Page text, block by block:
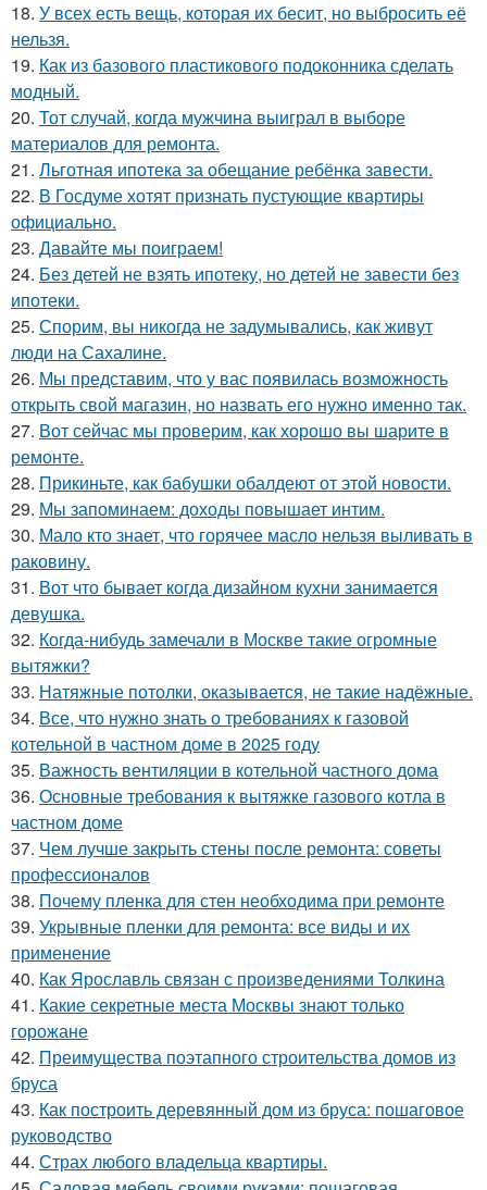
18. У всех есть вещь, которая их бесит, но выбросить её
нельзя.
19. Как из базового пластикового подоконника сделать
модный.
20. Тот случай, когда мужчина выиграл в выборе
материалов для ремонта.
21. Льготная ипотека за обещание ребёнка завести.
22. В Госдуме хотят признать пустующие квартиры
официально.
23. Давайте мы поиграем!
24. Без детей не взять ипотеку, но детей не завести без
ипотеки.
25. Спорим, вы никогда не задумывались, как живут
люди на Сахалине.
26. Мы представим, что у вас появилась возможность
открыть свой магазин, но назвать его нужно именно так.
27. Вот сейчас мы проверим, как хорошо вы шарите в
ремонте.
28. Прикиньте, как бабушки обалдеют от этой новости.
29. Мы запоминаем: доходы повышает интим.
30. Мало кто знает, что горячее масло нельзя выливать в
раковину.
31. Вот что бывает когда дизайном кухни занимается
девушка.
32. Когда-нибудь замечали в Москве такие огромные
вытяжки?
33. Натяжные потолки, оказывается, не такие надёжные.
34. Все, что нужно знать о требованиях к газовой
котельной в частном доме в 2025 году
35. Важность вентиляции в котельной частного дома
36. Основные требования к вытяжке газового котла в
частном доме
37. Чем лучше закрыть стены после ремонта: советы
профессионалов
38. Почему пленка для стен необходима при ремонте
39. Укрывные пленки для ремонта: все виды и их
применение
40. Как Ярославль связан с произведениями Толкина
41. Какие секретные места Москвы знают только
горожане
42. Преимущества поэтапного строительства домов из
бруса
43. Как построить деревянный дом из бруса: пошаговое
руководство
44. Страх любого владельца квартиры.